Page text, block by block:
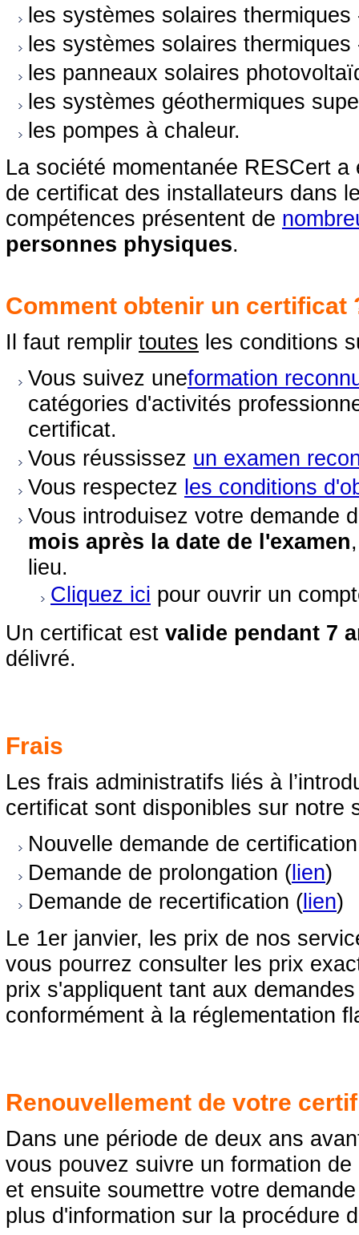
les systèmes solaires
les systèmes solaires
les panneaux solaires
les systèmes géothermiques
les pompes à chaleur.
La société momentanée RESCert
de certificat des installateurs dans
compétences présentent de
personnes physiques.
Comment obtenir un certificat
Il faut remplir toutes les conditions
Vous suivez uneformation
catégories d'activités
certificat.
Vous réussissez un examen
Vous respectez les conditions
Vous introduisez votre demande
mois après la date de l'examen
lieu.
Cliquez ici pour ouvrir un
Un certificat est valide pendant 7
délivré.
Frais
Les frais administratifs liés à
certificat sont disponibles sur notre
Nouvelle demande de
Demande de prolongation (lien)
Demande de recertification (lien)
Le 1er janvier, les prix de nos
vous pourrez consulter les prix
prix s'appliquent tant aux
conformément à la réglementation
Renouvellement de votre
Dans une période de deux ans
vous pouvez suivre un formation
et ensuite soumettre votre
plus d'information sur la procédure